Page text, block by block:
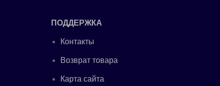
ПОДДЕРЖКА
Контакты
Возврат товара
Карта сайта